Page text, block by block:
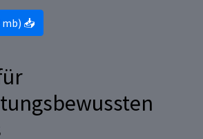
mb) 📥